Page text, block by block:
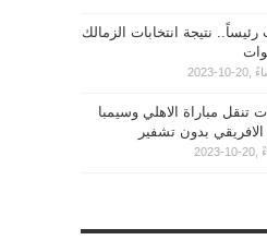
نتيجة انتخابات الزمالك
قنوات تنقل مباراة الاهلي وسيمبا
بدون تشفير